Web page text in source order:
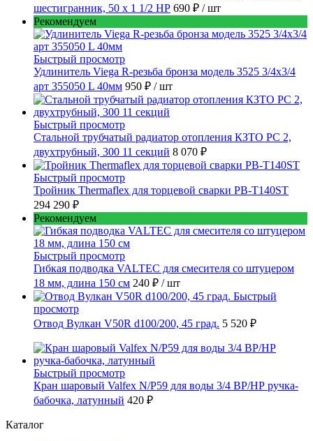
шестигранник, 50 x 1 1/2 НР 690 ₽ / шт
Рекомендуем
Быстрый просмотр
Удлинитель Viega R-резьба бронза модель 3525 3/4x3/4
арт 355050 L 40мм 950 ₽ / шт
Быстрый просмотр
Стальной трубчатый радиатор отопления КЗТО РС 2,
двухтрубный, 300 11 секций 8 070 ₽
Быстрый просмотр
Тройник Thermaflex для торцевой сварки PB-T140ST
294 290 ₽
Рекомендуем
Быстрый просмотр
Гибкая подводка VALTEC для смесителя со штуцером
18 мм, длина 150 см 240 ₽ / шт
Быстрый
просмотр
Отвод Вулкан V50R d100/200, 45 град. 5 520 ₽
Быстрый просмотр
Кран шаровый Valfex N/P59 для воды 3/4 ВР/НР ручка-
бабочка, латунный 420 ₽
Каталог